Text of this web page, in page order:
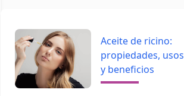
Aceite de ricino:
propiedades, usos
y beneficios